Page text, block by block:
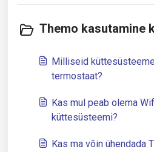
Themo kasutamine
Milliseid
termostaat?
Kas mul peab olema
küttesüsteemi?
Kas ma võin ühendada